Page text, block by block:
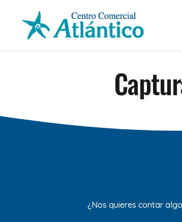
¿Nos quieres contar